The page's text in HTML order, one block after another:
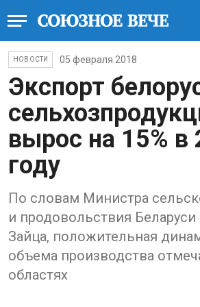
НОВОСТИ 05 февраля 2018
Экспорт
вырос на 15% в
году
По словам Министра
и продовольствия
Зайца, положительная
объема производства
областях